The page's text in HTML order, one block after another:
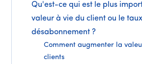
Qu'est-ce qui est le plus
valeur à vie du client ou le
désabonnement ?
Comment augmenter la
clients